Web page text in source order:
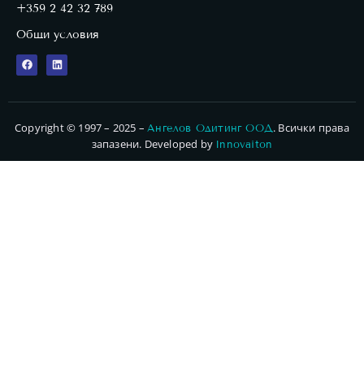
+359 2 42 32 789
Общи условия
Copyright © 1997 – 2025 –Ангелов Одитинг ООД. Всички права
запазени. Developed by Innovaiton